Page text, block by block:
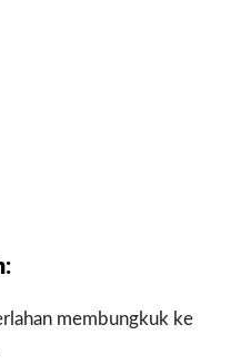
membungkuk ke